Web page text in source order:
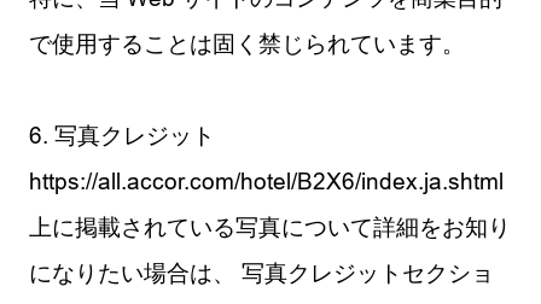
で使用することは固く禁じられています。
6. 写真クレジット
https://all.accor.com/hotel/B2X6/index.ja.shtml
上に掲載されている写真について詳細をお知り
になりたい場合は、 写真クレジットセクショ